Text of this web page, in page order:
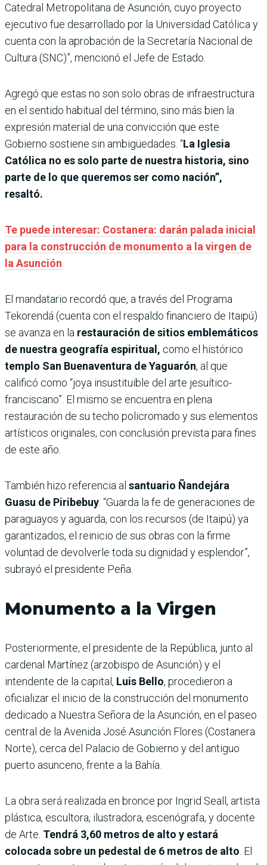
Catedral Metropolitana de Asunción, cuyo proyecto
ejecutivo fue desarrollado por la Universidad Católica y
cuenta con la aprobación de la Secretaría Nacional de
Cultura (SNC)”, mencionó el Jefe de Estado.
Agregó que estas no son solo obras de infraestructura
en el sentido habitual del término, sino más bien la
expresión material de una convicción que este
Gobierno sostiene sin ambigüedades. “La Iglesia
Católica no es solo parte de nuestra historia, sino
parte de lo que queremos ser como nación”,
resaltó.
Te puede interesar: Costanera: darán palada inicial
para la construcción de monumento a la virgen de
la Asunción
El mandatario recordó que, a través del Programa
Tekorendá (cuenta con el respaldo financiero de Itaipú)
se avanza en la restauración de sitios emblemáticos
de nuestra geografía espiritual, como el histórico
templo San Buenaventura de Yaguarón, al que
calificó como “joya insustituible del arte jesuítico-
franciscano”. El mismo se encuentra en plena
restauración de su techo policromado y sus elementos
artísticos originales, con conclusión prevista para fines
de este año.
También hizo referencia al santuario Ñandejára
Guasu de Piribebuy . “Guarda la fe de generaciones de
paraguayos y aguarda, con los recursos (de Itaipú) ya
garantizados, el reinicio de sus obras con la firme
voluntad de devolverle toda su dignidad y esplendor”,
subrayó el presidente Peña.
Monumento a la Virgen
Posteriormente, el presidente de la República, junto al
cardenal Martínez (arzobispo de Asunción) y el
intendente de la capital, Luis Bello, procedieron a
oficializar el inicio de la construcción del monumento
dedicado a Nuestra Señora de la Asunción, en el paseo
central de la Avenida José Asunción Flores (Costanera
Norte), cerca del Palacio de Gobierno y del antiguo
puerto asunceno, frente a la Bahía.
La obra será realizada en bronce por Ingrid Seall, artista
plástica, escultora, ilustradora, escenógrafa, y docente
de Arte. Tendrá 3,60 metros de alto y estará
colocada sobre un pedestal de 6 metros de alto . El